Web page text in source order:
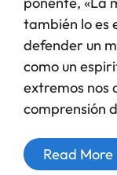
también lo es
defender un
como un
extremos nos
comprensión
Read